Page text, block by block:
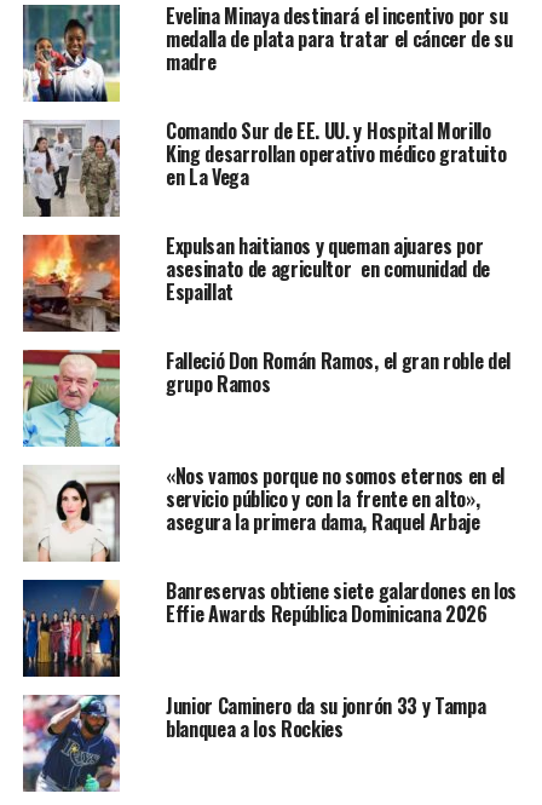
Evelina Minaya destinará el incentivo por su
medalla de plata para tratar el cáncer de su
madre
Comando Sur de EE. UU. y Hospital Morillo
King desarrollan operativo médico gratuito
en La Vega
Expulsan haitianos y queman ajuares por
asesinato de agricultor en comunidad de
Espaillat
Falleció Don Román Ramos, el gran roble del
grupo Ramos
«Nos vamos porque no somos eternos en el
servicio público y con la frente en alto»,
asegura la primera dama, Raquel Arbaje
Banreservas obtiene siete galardones en los
Effie Awards República Dominicana 2026
Junior Caminero da su jonrón 33 y Tampa
blanquea a los Rockies